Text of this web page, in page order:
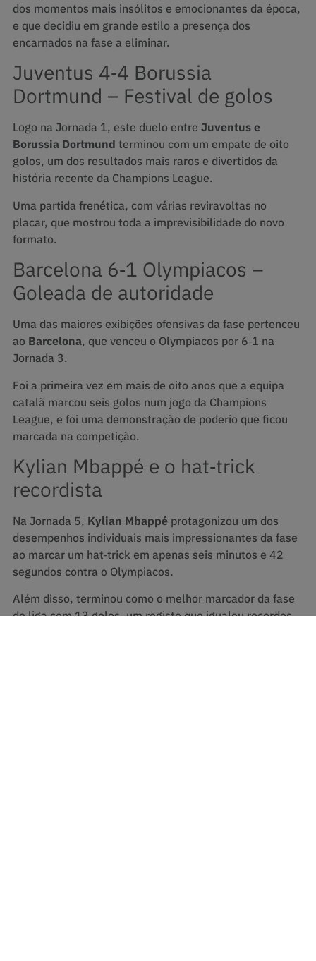
dos momentos mais insólitos e emocionantes da época,
e que decidiu em grande estilo a presença dos
encarnados na fase a eliminar.
Juventus 4‑4 Borussia
Dortmund – Festival de golos
Logo na Jornada 1, este duelo entre Juventus e
Borussia Dortmund terminou com um empate de oito
golos, um dos resultados mais raros e divertidos da
história recente da Champions League.
Uma partida frenética, com várias reviravoltas no
placar, que mostrou toda a imprevisibilidade do novo
formato.
Barcelona 6‑1 Olympiacos –
Goleada de autoridade
Uma das maiores exibições ofensivas da fase pertenceu
ao Barcelona, que venceu o Olympiacos por 6‑1 na
Jornada 3.
Foi a primeira vez em mais de oito anos que a equipa
catalã marcou seis golos num jogo da Champions
League, e foi uma demonstração de poderio que ficou
marcada na competição.
Kylian Mbappé e o hat‑trick
recordista
Na Jornada 5, Kylian Mbappéprotagonizou um dos
desempenhos individuais mais impressionantes da fase
ao marcar um hat‑trick em apenas seis minutos e 42
segundos contra o Olympiacos.
Além disso, terminou como o melhor marcador da fase
de liga com 13 golos, um registo que igualou recordes